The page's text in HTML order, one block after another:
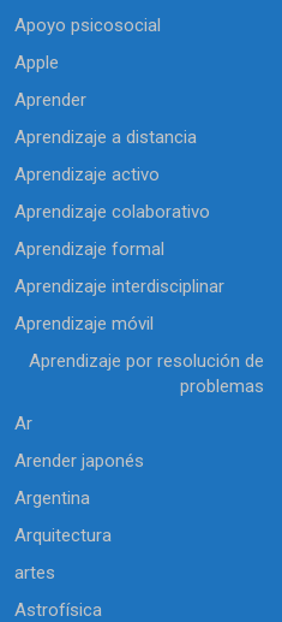
Apoyo psicosocial
Apple
Aprender
Aprendizaje a distancia
Aprendizaje activo
Aprendizaje colaborativo
Aprendizaje formal
Aprendizaje interdisciplinar
Aprendizaje móvil
Aprendizaje por resolución de
problemas
Ar
Arender japonés
Argentina
Arquitectura
artes
Astrofísica